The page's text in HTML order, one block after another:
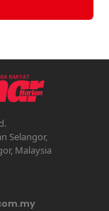
Selangor,
Malaysia